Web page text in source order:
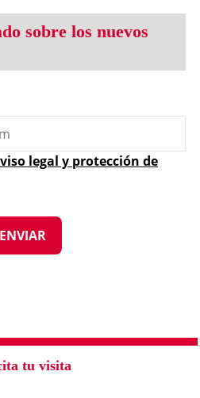
tu visita
sobre los nuevos
legal y protección de